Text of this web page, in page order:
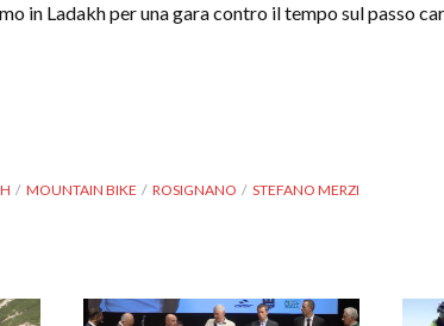
in Ladakh per una gara contro il tempo sul passo
MOUNTAIN BIKE ROSIGNANO STEFANO MERZI